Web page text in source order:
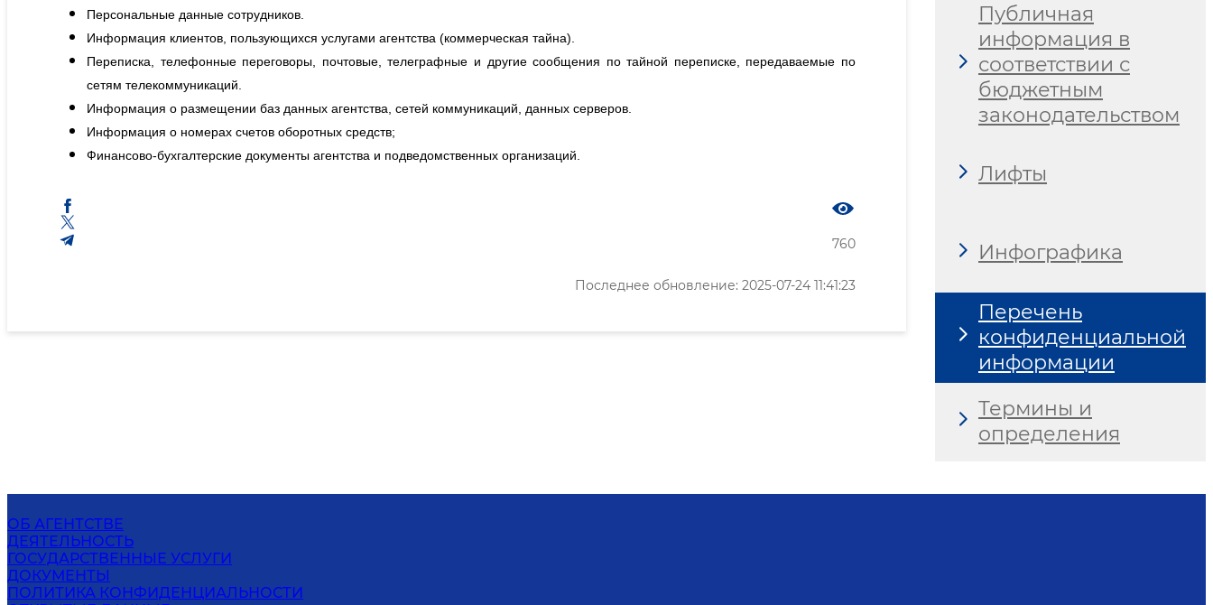
Персональные данные сотрудников.
Информация клиентов, пользующихся услугами агентства (коммерческая тайна).
Переписка, телефонные переговоры, почтовые, телеграфные и другие сообщения по тайной переписке, передаваемые по
сетям телекоммуникаций.
Информация о размещении баз данных агентства, сетей коммуникаций, данных серверов.
Информация о номерах счетов оборотных средств;
Финансово-бухгалтерские документы агентства и подведомственных организаций.
760
Последнее обновление: 2025-07-24 11:41:23
Публичная
информация в
соответствии с
бюджетным
законодательством
Лифты
Инфографика
Перечень
конфиденциальной
информации
Термины и
определения
ОБ АГЕНТСТВЕ
ДЕЯТЕЛЬНОСТЬ
ГОСУДАРСТВЕННЫЕ УСЛУГИ
ДОКУМЕНТЫ
ПОЛИТИКА КОНФИДЕНЦИАЛЬНОСТИ